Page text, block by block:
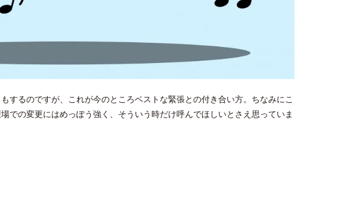
するのですが、これが今のところベストな緊張との付き合い方。ちなみにこ
での変更にはめっぽう強く、そういう時だけ呼んでほしいとさえ思っていま